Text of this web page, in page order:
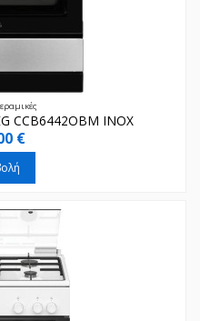
CCB6442OBM INOX
€